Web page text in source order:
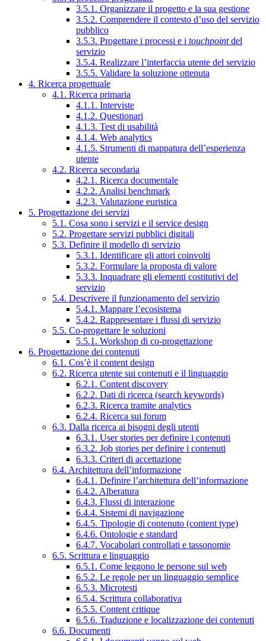
3.5.1. Organizzare il progetto e la sua gestione
3.5.2. Comprendere il contesto d’uso del servizio
pubblico
3.5.3. Progettare i processi e i touchpointdel
servizio
3.5.4. Realizzare l’interfaccia utente del servizio
3.5.5. Validare la soluzione ottenuta
4. Ricerca progettuale
4.1. Ricerca primaria
4.1.1. Interviste
4.1.2. Questionari
4.1.3. Test di usabilità
4.1.4. Web analytics
4.1.5. Strumenti di mappatura dell’esperienza
utente
4.2. Ricerca secondaria
4.2.1. Ricerca documentale
4.2.2. Analisi benchmark
4.2.3. Valutazione euristica
5. Progettazione dei servizi
5.1. Cosa sono i servizi e il service design
5.2. Progettare servizi pubblici digitali
5.3. Definire il modello di servizio
5.3.1. Identificare gli attori coinvolti
5.3.2. Formulare la proposta di valore
5.3.3. Inquadrare gli elementi costitutivi del
servizio
5.4. Descrivere il funzionamento del servizio
5.4.1. Mappare l’ecosistema
5.4.2. Rappresentare i flussi di servizio
5.5. Co-progettare le soluzioni
5.5.1. Workshop di co-progettazione
6. Progettazione dei contenuti
6.1. Cos’è il content design
6.2. Ricerca utente sui contenuti e il linguaggio
6.2.1. Content discovery
6.2.2. Dati di ricerca (search keywords)
6.2.3. Ricerca tramite analytics
6.2.4. Ricerca sui forum
6.3. Dalla ricerca ai bisogni degli utenti
6.3.1. User stories per definire i contenuti
6.3.2. Job stories per definire i contenuti
6.3.3. Criteri di accettazione
6.4. Architettura dell’informazione
6.4.1. Definire l’architettura dell’informazione
6.4.2. Alberatura
6.4.3. Flussi di interazione
6.4.4. Sistemi di navigazione
6.4.5. Tipologie di contenuto (content type)
6.4.6. Ontologie e standard
6.4.7. Vocabolari controllati e tassonomie
6.5. Scrittura e linguaggio
6.5.1. Come leggono le persone sul web
6.5.2. Le regole per un linguaggio semplice
6.5.3. Microtesti
6.5.4. Scrittura collaborativa
6.5.5. Content critique
6.5.6. Traduzione e localizzazione dei contenuti
6.6. Documenti